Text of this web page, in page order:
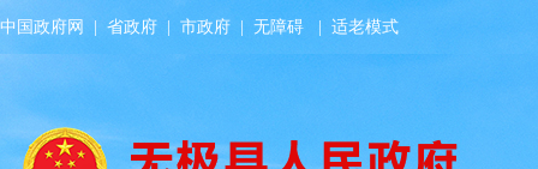
中国政府网 省政府 市政府 无障碍 适老模式